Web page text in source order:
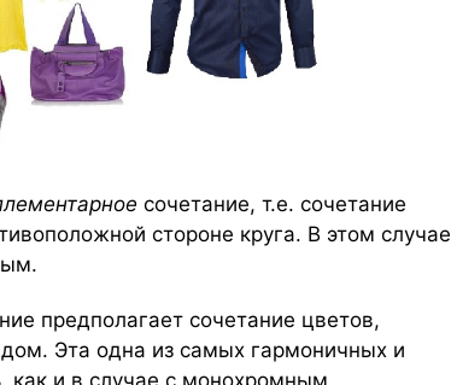
сочетание, т.е. сочетание
стороне круга. В этом случае
предполагает сочетание цветов,
Эта одна из самых гармоничных и
как и в случае с монохромным